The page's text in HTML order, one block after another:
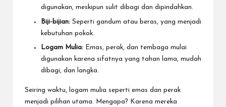
digunakan, meskipun sulit dibagi dan dipindahkan.
Biji-bijian: Seperti gandum atau beras, yang menjadi
kebutuhan pokok.
Logam Mulia: Emas, perak, dan tembaga mulai
digunakan karena sifatnya yang tahan lama, mudah
dibagi, dan langka.
Seiring waktu, logam mulia seperti emas dan perak
menjadi pilihan utama. Mengapa? Karena mereka